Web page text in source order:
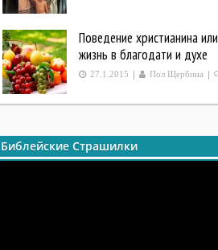
Поведение христианина или
жизнь в благодати и духе
27.1.2015 | Пол Щербина |
Библейские Страшилки